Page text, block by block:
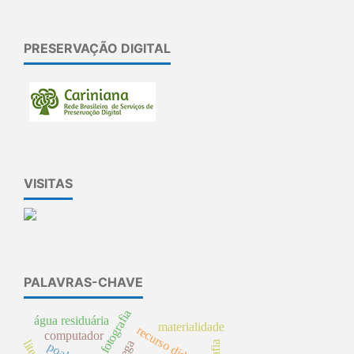
PRESERVAÇÃO DIGITAL
VISITAS
PALAVRAS-CHAVE
fotografia materialidade
computador
água residuária